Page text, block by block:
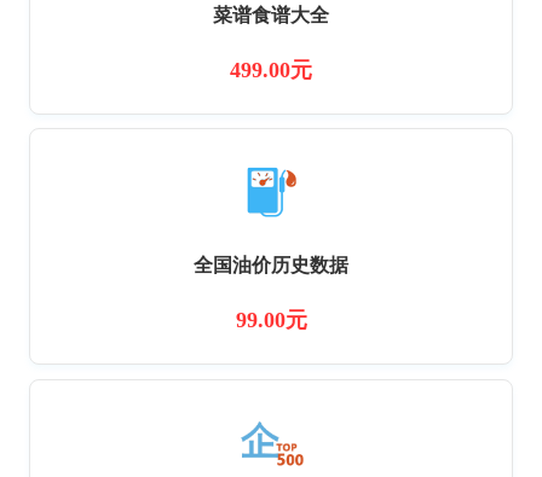
菜谱食谱大全
499.00元
全国油价历史数据
99.00元